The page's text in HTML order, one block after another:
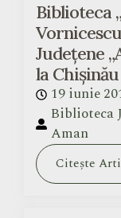
Biblioteca
Județene
la Chișinău
19 iunie
Biblioteca
Aman
Citește